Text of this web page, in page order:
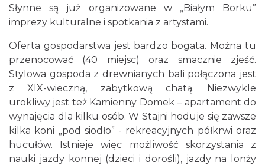
Słynne są już organizowane w „Białym Borku”
imprezy kulturalne i spotkania z artystami.
Oferta gospodarstwa jest bardzo bogata. Można tu
przenocować (40 miejsc) oraz smacznie zjeść.
Stylowa gospoda z drewnianych bali połączona jest
z XIX-wieczną, zabytkową chatą. Niezwykle
urokliwy jest też Kamienny Domek – apartament do
wynajęcia dla kilku osób. W Stajni hoduje się zawsze
kilka koni „pod siodło” - rekreacyjnych półkrwi oraz
hucułów. Istnieje więc możliwość skorzystania z
nauki jazdy konnej (dzieci i dorośli), jazdy na lonży